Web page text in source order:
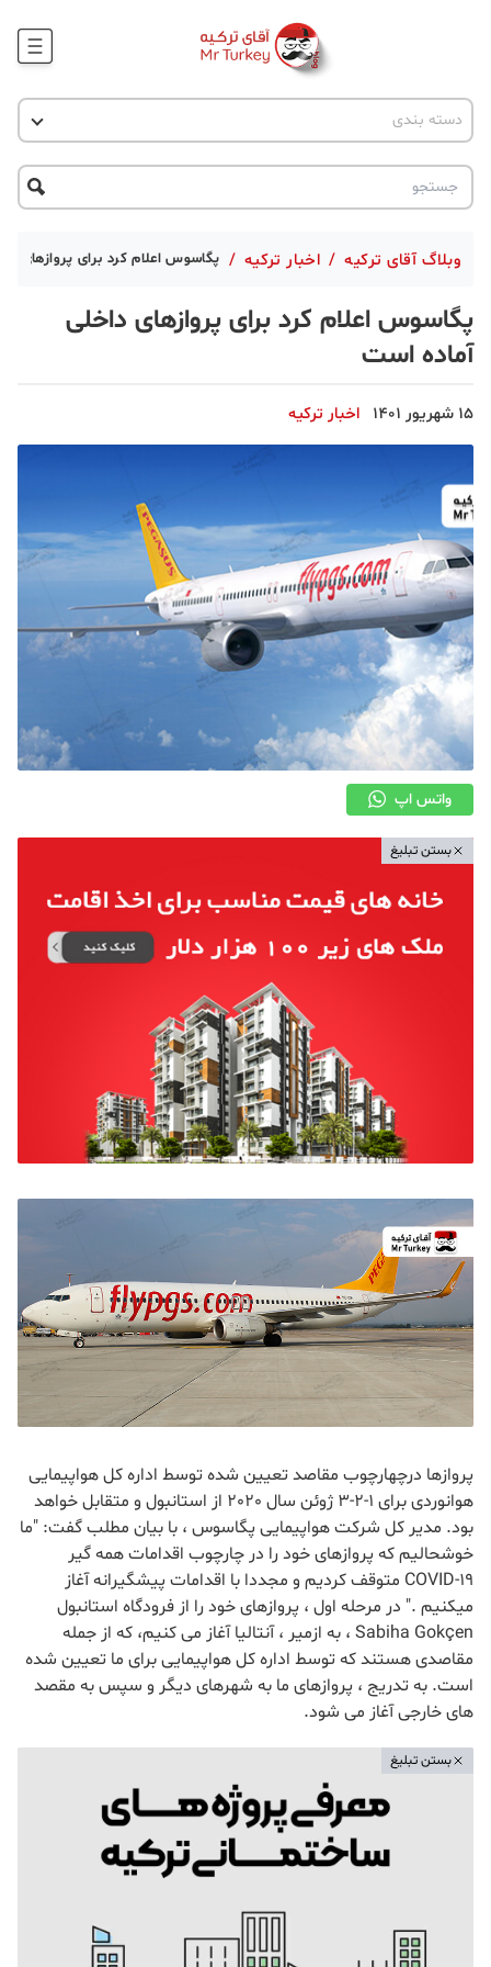
وبلاگ
جاذبه گردشگری
دسته بندی
اخبار ترکیه
پروژه ها
تحصیل در ترکیه
ترکیه گردی
حقوقی
قبرس
وبلاگ آقای ترکیه / اخبار ترکیه / پگاسوس اعلام کرد برای پروازهای
پگاسوس اعلام کرد برای پروازهای داخلی
آماده است
15 شهریور 1401 اخبار ترکیه
واتس اپ
بستن تبلیغ
پروازها درچهارچوب مقاصد تعیین شده توسط اداره کل هواپیمایی
هوانوردی برای 1-2-3 ژوئن سال 2020 از استانبول و متقابل خواهد
بود. مدیر کل شرکت هواپیمایی پگاسوس ، با بیان مطلب گفت: "ما
خوشحالیم که پروازهای خود را در چارچوب اقدامات همه گیر
COVID-19 متوقف کردیم و مجددا با اقدامات پیشگیرانه آغاز
میکنیم ." در مرحله اول ، پروازهای خود را از فرودگاه استانبول
Sabiha Gokçen ، به ازمیر ، آنتالیا آغاز می کنیم، که از جمله
مقاصدی هستند که توسط اداره کل هواپیمایی برای ما تعیین شده
است. به تدریج ، پروازهای ما به شهرهای دیگر و سپس به مقصد
های خارجی آغاز می شود.
بستن تبلیغ